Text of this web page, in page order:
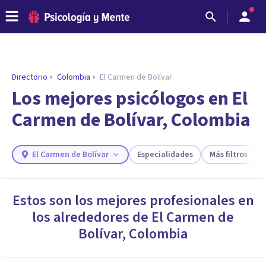
ENCONTRAR MI TERAPEUTA
¿Necesitas ayuda para encontrar el
psicólogo adecuado?
Responde a unas breves preguntas y te ofreceremos
necesidades.
Directorio Colombia El Carmen de Bolívar
Los mejores psicólogos en El
Carmen de Bolívar, Colombia
El Carmen de Bolívar Especialidades Más filtros
Estos son los mejores profesionales en
los alrededores de El Carmen de
Bolívar, Colombia